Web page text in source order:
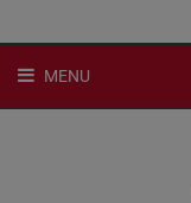
MENU